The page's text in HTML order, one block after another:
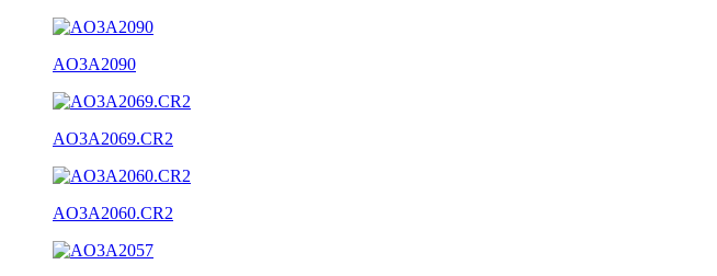
AO3A2090
AO3A2069.CR2
AO3A2060.CR2